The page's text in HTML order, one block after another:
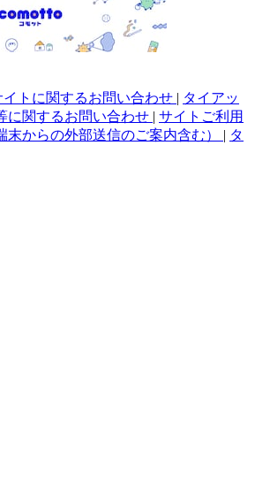
イトに関するお問い合わせ | タイアッ
に関するお問い合わせ | サイトご利用
末からの外部送信のご案内含む） | タ